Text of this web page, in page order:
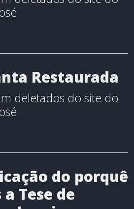
Restaurada
deletados do site do
do porquê
Tese de